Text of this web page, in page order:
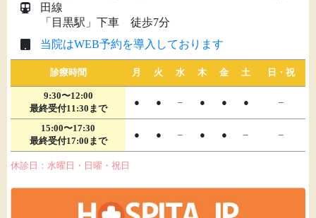
田線
「目黒駅」下車 徒歩7分
当院はWEB予約を導入しております
休診日：水曜日・日曜・祝日
診療時間 月 火 水 木 金 土 日・祝
9:30〜12:00
最終受付11:30まで
● ● – ● ● ● –
15:00〜17:30
最終受付17:00まで
● ● – ● ● – –